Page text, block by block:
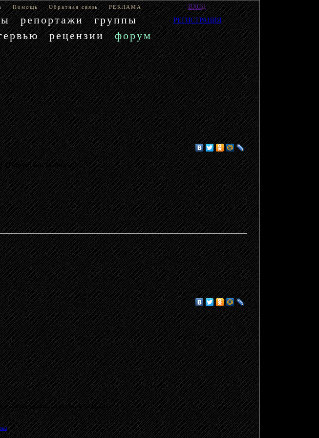
Помощь Обратная связь РЕКЛАМА
репортажи
группы
рецензии форум
ВХОД
РЕГИСТРАЦИЯ
14256 раз)
правом. Копирование запрещено.